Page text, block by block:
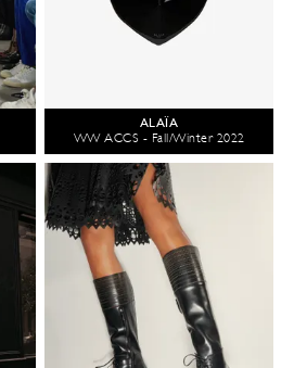
ALAÏA
WW ACCS - Fall/Winter 2022